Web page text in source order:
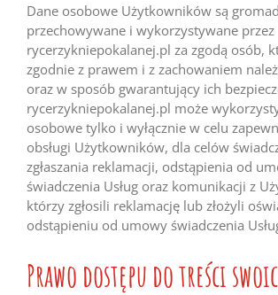
Dane osobowe Użytkowników są
przechowywane i wykorzystywane przez
rycerzykniepokalanej.pl za zgodą osób,
zgodnie z prawem i z zachowaniem
oraz w sposób gwarantujący ich
rycerzykniepokalanej.pl może
osobowe tylko i wyłącznie w celu
obsługi Użytkowników, dla celów
zgłaszania reklamacji, odstąpienia od
świadczenia Usług oraz komunikacji z
którzy zgłosili reklamację lub złożyli
odstąpieniu od umowy świadczenia
Prawo dostępu do treści